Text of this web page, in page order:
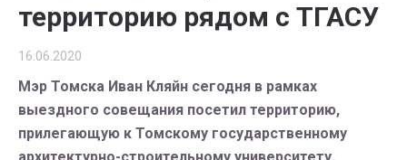
территорию рядом с ТГАСУ
16.06.2020
Мэр Томска Иван Кляйн сегодня в рамках
выездного совещания посетил территорию,
прилегающую к Томскому государственному